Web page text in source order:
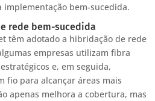
bem-sucedida.
rede bem-sucedida
têm adotado a hibridação de rede
empresas utilizam fibra
e, em seguida,
fio para alcançar áreas mais
apenas melhora a cobertura, mas